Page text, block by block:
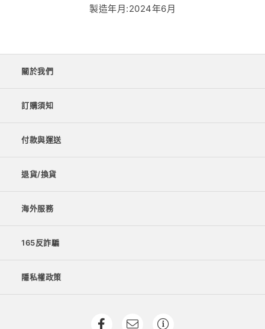
製造年月:2024年6月
關於我們
訂購須知
付款與運送
退貨/換貨
海外服務
165反詐騙
隱私權政策